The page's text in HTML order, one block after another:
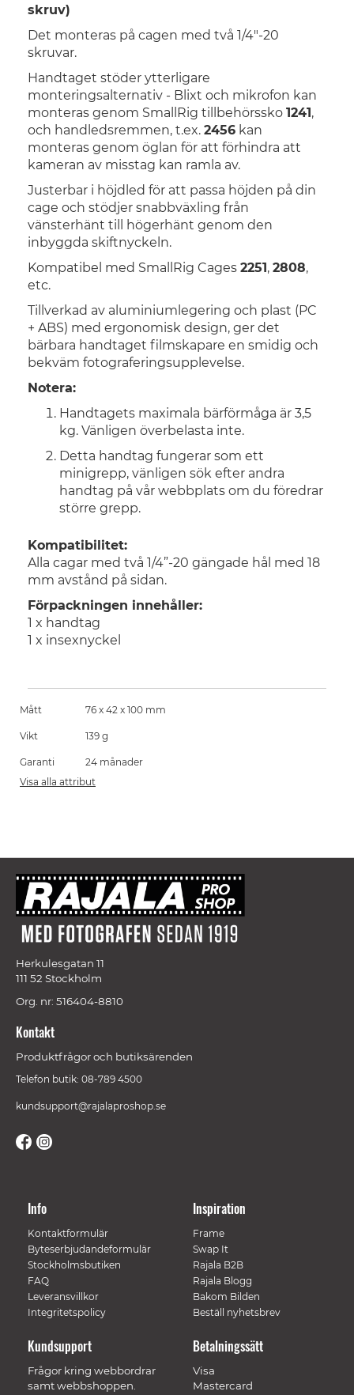
skruv)
Det monteras på cagen med två 1/4"-20
skruvar.
Handtaget stöder ytterligare
monteringsalternativ - Blixt och mikrofon kan
monteras genom SmallRig tillbehörssko 1241,
och handledsremmen, t.ex. 2456 kan
monteras genom öglan för att förhindra att
kameran av misstag kan ramla av.
Justerbar i höjdled för att passa höjden på din
cage och stödjer snabbväxling från
vänsterhänt till högerhänt genom den
inbyggda skiftnyckeln.
Kompatibel med SmallRig Cages 2251, 2808,
etc.
Tillverkad av aluminiumlegering och plast (PC
+ ABS) med ergonomisk design, ger det
bärbara handtaget filmskapare en smidig och
bekväm fotograferingsupplevelse.
Notera:
Handtagets maximala bärförmåga är 3,5
kg. Vänligen överbelasta inte.
Detta handtag fungerar som ett
minigrepp, vänligen sök efter andra
handtag på vår webbplats om du föredrar
större grepp.
Kompatibilitet:
Alla cagar med två 1/4”-20 gängade hål med 18
mm avstånd på sidan.
Förpackningen innehåller:
1 x handtag
1 x insexnyckel
Mått 76 x 42 x 100 mm
Vikt 139 g
Garanti
24 månader
Visa alla attribut
Herkulesgatan 11
111 52 Stockholm
Org. nr: 516404-8810
Kontakt
Produktfrågor och butiksärenden
Telefon butik: 08-789 4500
kundsupport@rajalaproshop.se
Info
Kontaktformulär
Byteserbjudandeformulär
Stockholmsbutiken
FAQ
Leveransvillkor
Integritetspolicy
Inspiration
Frame
Swap It
Rajala B2B
Rajala Blogg
Bakom Bilden
Beställ nyhetsbrev
Betalningssätt
Visa
Mastercard
Kundsupport
Frågor kring webbordrar
samt webbshoppen.